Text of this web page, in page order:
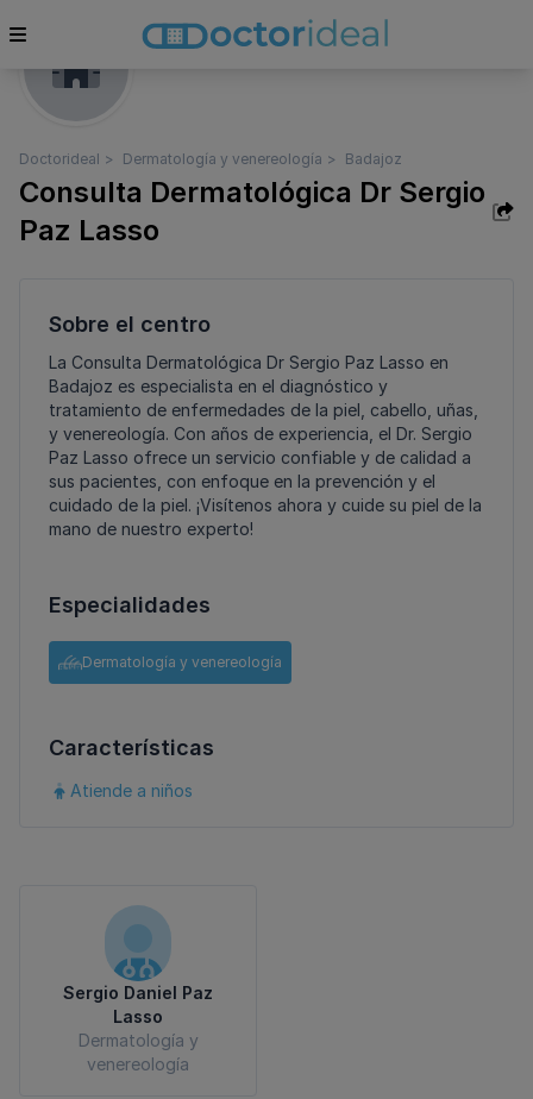
Doctorideal Dermatología y venereología Badajoz
Consulta Dermatológica Dr Sergio
Paz Lasso
Sobre el centro
La Consulta Dermatológica Dr Sergio Paz Lasso en
Badajoz es especialista en el diagnóstico y
tratamiento de enfermedades de la piel, cabello, uñas,
y venereología. Con años de experiencia, el Dr. Sergio
Paz Lasso ofrece un servicio confiable y de calidad a
sus pacientes, con enfoque en la prevención y el
cuidado de la piel. ¡Visítenos ahora y cuide su piel de la
mano de nuestro experto!
Especialidades
Dermatología y venereología
Características
Atiende a niños
Sergio Daniel Paz
Lasso
Dermatología y
venereología